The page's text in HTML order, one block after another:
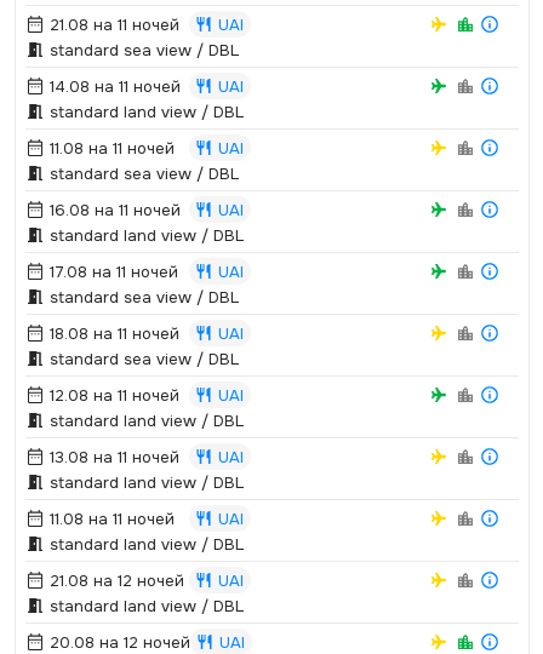
21.08 на 11 ночей
UAI
standard sea view / DBL
14.08 на 11 ночей
UAI
standard land view / DBL
11.08 на 11 ночей
UAI
standard sea view / DBL
16.08 на 11 ночей
UAI
standard land view / DBL
17.08 на 11 ночей
UAI
standard sea view / DBL
18.08 на 11 ночей
UAI
standard sea view / DBL
12.08 на 11 ночей
UAI
standard land view / DBL
13.08 на 11 ночей
UAI
standard land view / DBL
11.08 на 11 ночей
UAI
standard land view / DBL
21.08 на 12 ночей
UAI
standard land view / DBL
20.08 на 12 ночей
UAI